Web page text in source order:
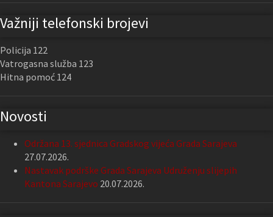
Važniji telefonski brojevi
Policija 122
Vatrogasna služba 123
Hitna pomoć 124
Novosti
Održana 13. sjednica Gradskog vijeća Grada Sarajeva
27.07.2026.
Nastavak podrške Grada Sarajeva Udruženju slijepih
Kantona Sarajevo 20.07.2026.